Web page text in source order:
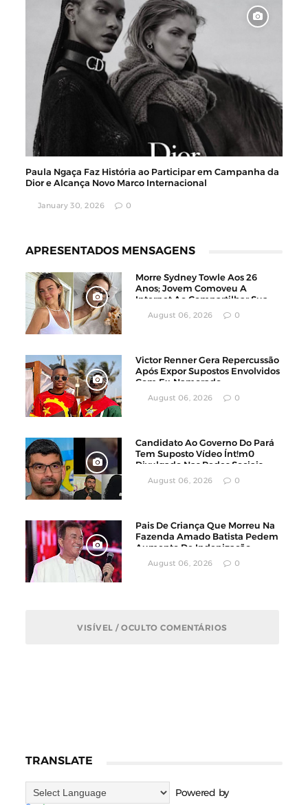
Paula Ngaça Faz História ao Participar em Campanha da
Dior e Alcança Novo Marco Internacional
January 30, 2026 0
APRESENTADOS MENSAGENS
Morre Sydney Towle Aos 26
Anos; Jovem Comoveu A
Internet Ao Compartilhar Sua
Luta Contra O Câncer
August 06, 2026 0
Victor Renner Gera Repercussão
Após Expor Supostos Envolvidos
Com Ex-Namorado
August 06, 2026 0
Candidato Ao Governo Do Pará
Tem Suposto Vídeo Ínt!m0
Divulgado Nas Redes Sociais
August 06, 2026 0
Pais De Criança Que Morreu Na
Fazenda Amado Batista Pedem
Aumento De Indenização
August 06, 2026 0
VISÍVEL / OCULTO COMENTÁRIOS
TRANSLATE
Powered by